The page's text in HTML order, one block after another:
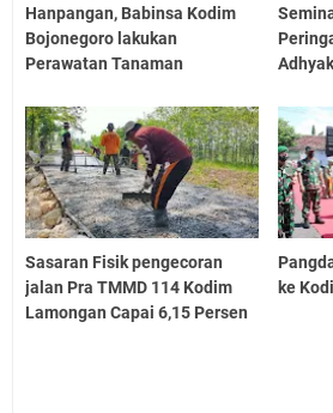
Hanpangan, Babinsa Kodim
Bojonegoro lakukan
Perawatan Tanaman
Sasaran Fisik pengecoran
jalan Pra TMMD 114 Kodim
Lamongan Capai 6,15 Persen
ke